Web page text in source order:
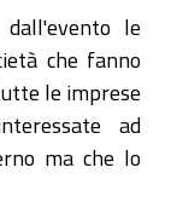
dall'evento le
che fanno
le imprese
ad
ma che lo